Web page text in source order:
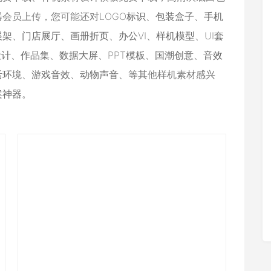
员上传，您可能还对LOGO标识、 包装盒子、 手机
、 门店展厅、 画册折页、 办公VI、 样机模型、 UI套
、 作品集、 数据大屏、 PPT模板 、 国潮创意、 音效
环境、 游戏音效、 动物声音、等其他样机素材感兴
器。